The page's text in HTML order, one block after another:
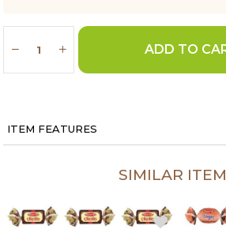
ITEM FEATURES
SIMILAR